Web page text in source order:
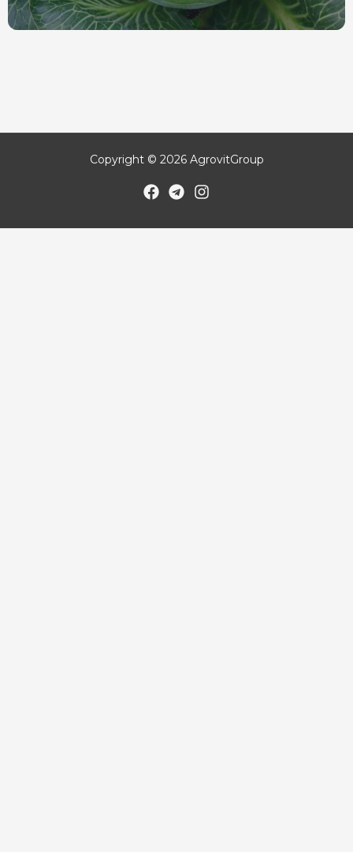
Copyright © 2026 AgrovitGroup